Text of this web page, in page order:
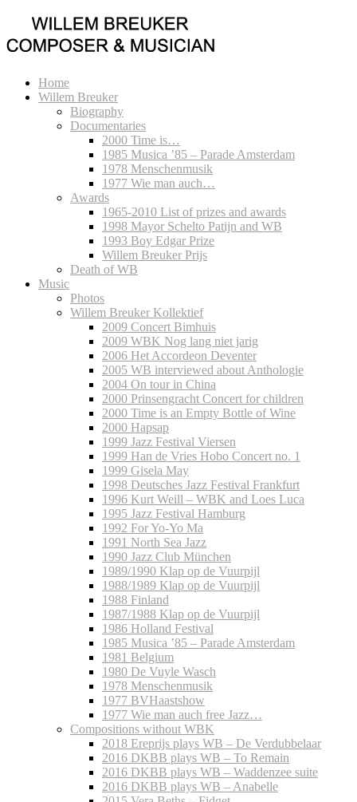
Home
Willem Breuker
Biography
Documentaries
2000 Time is…
1985 Musica ’85 – Parade Amsterdam
1978 Menschenmusik
1977 Wie man auch…
Awards
1965-2010 List of prizes and awards
1998 Mayor Schelto Patijn and WB
1993 Boy Edgar Prize
Willem Breuker Prijs
Death of WB
Music
Photos
Willem Breuker Kollektief
2009 Concert Bimhuis
2009 WBK Nog lang niet jarig
2006 Het Accordeon Deventer
2005 WB interviewed about Anthologie
2004 On tour in China
2000 Prinsengracht Concert for children
2000 Time is an Empty Bottle of Wine
2000 Hapsap
1999 Jazz Festival Viersen
1999 Han de Vries Hobo Concert no. 1
1999 Gisela May
1998 Deutsches Jazz Festival Frankfurt
1996 Kurt Weill – WBK and Loes Luca
1995 Jazz Festival Hamburg
1992 For Yo-Yo Ma
1991 North Sea Jazz
1990 Jazz Club München
1989/1990 Klap op de Vuurpijl
1988/1989 Klap op de Vuurpijl
1988 Finland
1987/1988 Klap op de Vuurpijl
1986 Holland Festival
1985 Musica ’85 – Parade Amsterdam
1981 Belgium
1980 De Vuyle Wasch
1978 Menschenmusik
1977 BVHaastshow
1977 Wie man auch free Jazz…
Compositions without WBK
2018 Ereprijs plays WB – De Verdubbelaar
2016 DKBB plays WB – To Remain
2016 DKBB plays WB – Waddenzee suite
2016 DKBB plays WB – Anabelle